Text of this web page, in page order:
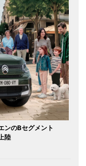
ンのBセグメント
陸